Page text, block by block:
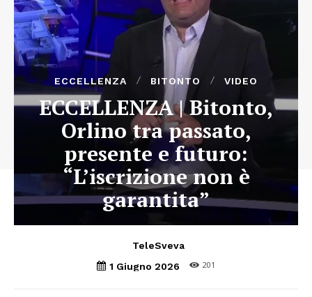
ECCELLENZA BITONTO VIDEO
ECCELLENZA | Bitonto,
Orlino tra passato,
presente e futuro:
“L’iscrizione non è
garantita”
TeleSveva
1 Giugno 2026
201